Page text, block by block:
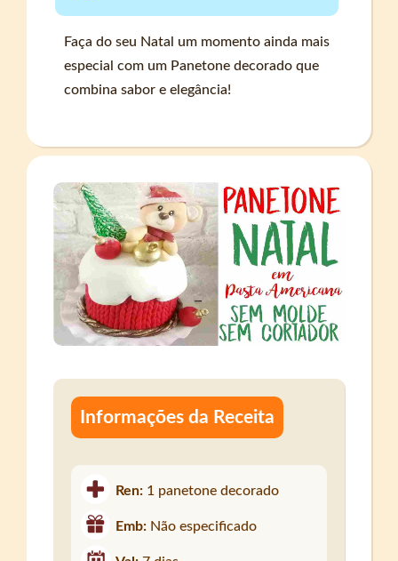
Faça do seu Natal um momento ainda mais
especial com um Panetone decorado que
combina sabor e elegância!
Informações da Receita
Ren: 1 panetone decorado
Emb: Não especificado